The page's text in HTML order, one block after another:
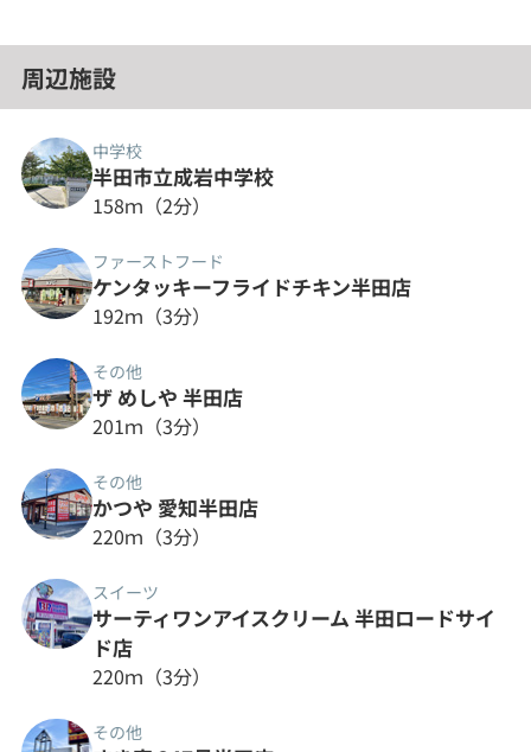
周辺施設
中学校
半田市立成岩中学校
158ｍ（2分）
ファーストフード
ケンタッキーフライドチキン半田店
192ｍ（3分）
その他
ザ めしや 半田店
201ｍ（3分）
その他
かつや 愛知半田店
220ｍ（3分）
スイーツ
サーティワンアイスクリーム 半田ロードサイ
ド店
220ｍ（3分）
その他